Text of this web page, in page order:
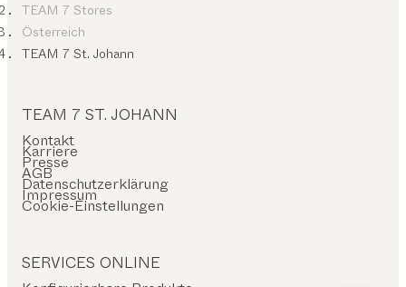
TEAM 7 Stores
Österreich
TEAM 7 St. Johann
TEAM 7 ST. JOHANN
Kontakt
Karriere
Presse
AGB
Datenschutzerklärung
Impressum
Cookie-Einstellungen
SERVICES ONLINE